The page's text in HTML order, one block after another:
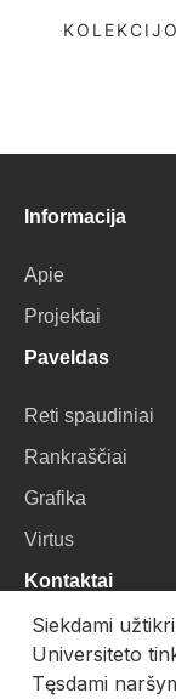
Informacija
Apie
Projektai
Paveldas
Reti spaudiniai
Rankraščiai
Grafika
Virtus
Kontaktai
VU Biblioteka
Universiteto g.
Siekdami
Universiteto
Tęsdami